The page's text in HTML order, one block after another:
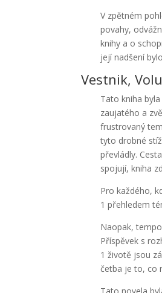
V zpětném
povahy,
knihy a o
její nadšení
Vestnik,
Tato kniha
zaujatého a
frustrovaný
tyto drobné
převládly.
spojují, kniha
Pro každého,
1 přehledem
Naopak,
Příspěvek s
1 životě jsou
četba je to, co